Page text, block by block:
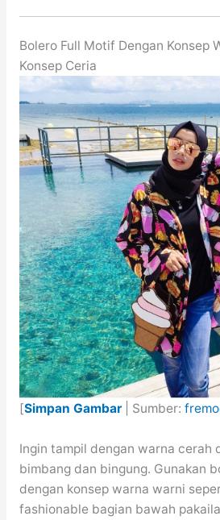
Bolero Full Motif Dengan Konsep
Konsep Ceria
[Simpan Gambar| Sumber:
Ingin tampil dengan warna cerah
bimbang dan bingung. Gunakan
dengan konsep warna warni
fashionable bagian bawah